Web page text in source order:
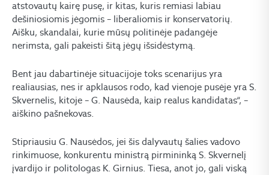
atstovautų kairę pusę, ir kitas, kuris remiasi labiau
dešiniosiomis jėgomis – liberaliomis ir konservatorių.
Aišku, skandalai, kurie mūsų politinėje padangėje
nerimsta, gali pakeisti šitą jėgų išsidėstymą.
Bent jau dabartinėje situacijoje toks scenarijus yra
realiausias, nes ir apklausos rodo, kad vienoje pusėje yra S.
Skvernelis, kitoje – G. Nausėda, kaip realus kandidatas“, –
aiškino pašnekovas.
Stipriausiu G. Nausėdos, jei šis dalyvautų šalies vadovo
rinkimuose, konkurentu ministrą pirmininką S. Skvernelį
įvardijo ir politologas K. Girnius. Tiesa, anot jo, gali viską